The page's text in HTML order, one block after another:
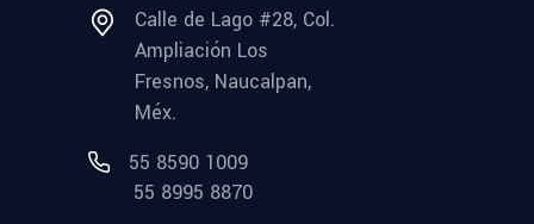
Calle de Lago #28, Col.
Ampliación Los
Fresnos, Naucalpan,
Méx.
55 8590 1009
55 8995 8870